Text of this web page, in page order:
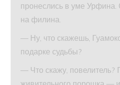
пронеслись в уме Урфина.
на филина.
— Ну, что скажешь,
подарке судьбы?
— Что скажу, повелитель?